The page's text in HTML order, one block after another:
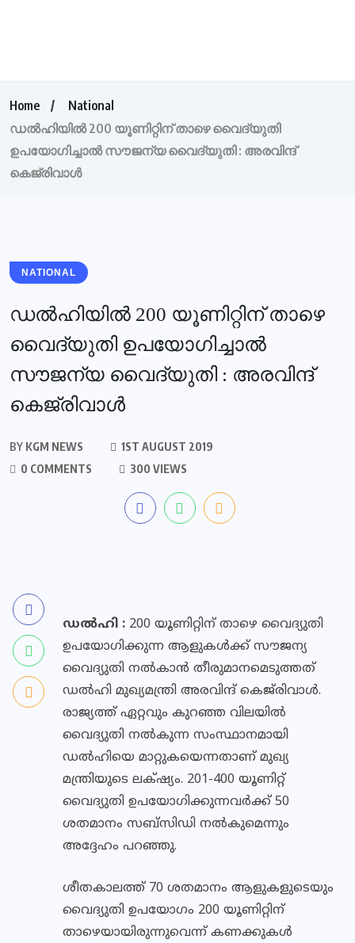
Home
National
ഡൽഹിയിൽ 200 യൂണിറ്റിന് താഴെ വൈദ്യുതി
ഉപയോഗിച്ചാൽ സൗജന്യ വൈദ്യുതി : അരവിന്ദ്
കെജ്‌രിവാള്‍
NATIONAL
ഡൽഹിയിൽ 200 യൂണിറ്റിന് താഴെ
വൈദ്യുതി ഉപയോഗിച്ചാൽ
സൗജന്യ വൈദ്യുതി : അരവിന്ദ്
കെജ്‌രിവാള്‍
BY KGM NEWS
1ST AUGUST 2019
0 COMMENTS
300 VIEWS
ഡൽഹി : 200 യൂണിറ്റിന് താഴെ വൈദ്യുതി
ഉപയോഗിക്കുന്ന ആളുകൾക്ക് സൗജന്യ
വൈദ്യുതി നൽകാൻ തീരുമാനമെടുത്തത്
ഡൽഹി മുഖ്യമന്ത്രി അരവിന്ദ് കെജ്‌രിവാള്‍.
രാജ്യത്ത് ഏറ്റവും കുറഞ്ഞ വിലയില്‍
വൈദ്യുതി നല്‍കുന്ന സംസ്ഥാനമായി
ഡൽഹിയെ മാറ്റുകയെന്നതാണ് മുഖ്യ
മന്ത്രിയുടെ ലക്‌ഷ്യം. 201-400 യൂണിറ്റ്
വൈദ്യുതി ഉപയോഗിക്കുന്നവര്‍ക്ക് 50
ശതമാനം സബ്‌സിഡി നല്‍കുമെന്നും
അദ്ദേഹം പറഞ്ഞു.
ശീതകാലത്ത് 70 ശതമാനം ആളുകളുടെയും
വൈദ്യുതി ഉപയോഗം 200 യൂണിറ്റിന്
താഴെയായിരുന്നുവെന്ന് കണക്കുകൾ